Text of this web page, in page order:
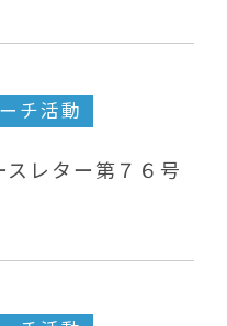
チ活動
レター第７６号